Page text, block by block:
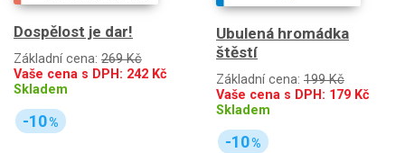
Dospělost je dar!
Základní cena: 269 Kč
Vaše cena s DPH: 242 Kč
Skladem
-10%
Ubulená hromádka
štěstí
Základní cena: 199 Kč
Vaše cena s DPH: 179 Kč
Skladem
-10%